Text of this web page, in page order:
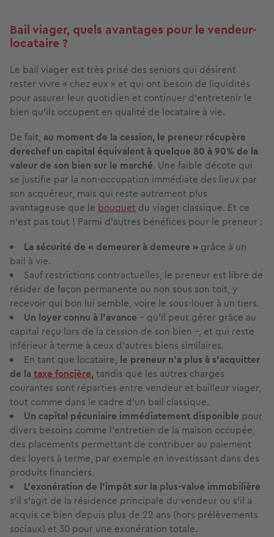
Bail viager, quels avantages pour le vendeur-
locataire ?
Le bail viager est très prisé des seniors qui désirent
rester vivre « chez eux » et qui ont besoin de liquidités
pour assurer leur quotidien et continuer d’entretenir le
bien qu’ils occupent en qualité de locataire à vie.
De fait, au moment de la cession, le preneur récupère
derechef un capital équivalent à quelque 80 à 90% de la
valeur de son bien sur le marché. Une faible décote qui
se justifie par la non-occupation immédiate des lieux par
son acquéreur, mais qui reste autrement plus
avantageuse que le bouquet du viager classique. Et ce
n’est pas tout ! Parmi d’autres bénéfices pour le preneur :
La sécurité de « demeurer à demeure » grâce à un
bail à vie.
Sauf restrictions contractuelles, le preneur est libre de
résider de façon permanente ou non sous son toit, y
recevoir qui bon lui semble, voire le sous-louer à un tiers.
Un loyer connu à l’avance – qu’il peut gérer grâce au
capital reçu lors de la cession de son bien –, et qui reste
inférieur à terme à ceux d’autres biens similaires.
En tant que locataire, le preneur n’a plus à s’acquitter
de lataxe foncière, tandis que les autres charges
courantes sont réparties entre vendeur et bailleur viager,
tout comme dans le cadre d’un bail classique.
Un capital pécuniaire immédiatement disponible pour
divers besoins comme l’entretien de la maison occupée,
des placements permettant de contribuer au paiement
des loyers à terme, par exemple en investissant dans des
produits financiers.
L’exonération de l’impôt sur la plus-value immobilière
s’il s’agit de la résidence principale du vendeur ou s’il a
acquis ce bien depuis plus de 22 ans (hors prélèvements
sociaux) et 30 pour une exonération totale.